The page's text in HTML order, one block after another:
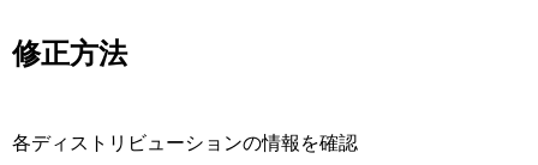
修正方法
各ディストリビューションの情報を確認